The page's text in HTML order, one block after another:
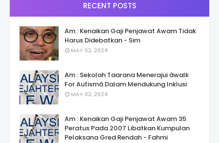
RECENT POSTS
Am : Kenaikan Gaji Penjawat Awam Tidak
Harus Didebatkan - Sim
MAY 02, 2024
Am : Sekolah Taarana Menerajui âwalk
For Autismâ Dalam Mendukung Inklusi
MAY 02, 2024
Am : Kenaikan Gaji Penjawat Awam 35
Peratus Pada 2007 Libatkan Kumpulan
Pelaksana Gred Rendah - Fahmi